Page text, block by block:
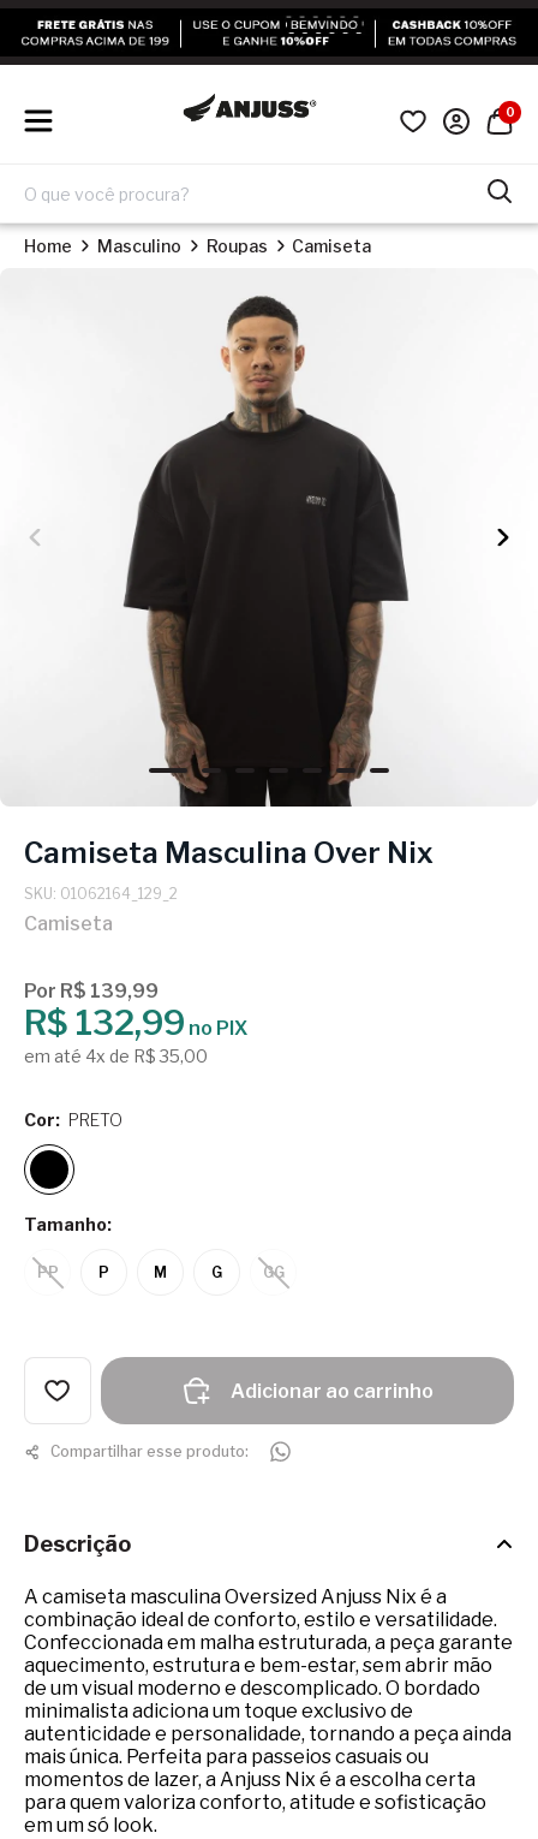
0
Home Masculino Roupas Camiseta
Camiseta Masculina Over Nix
SKU: 01062164_129_2
Camiseta
Por R$ 139,99
R$ 132,99 no PIX
em até 4x de R$ 35,00
Tamanho:
PP P M G GG
Cor: PRETO
Adicionar ao carrinho
Compartilhar esse produto:
Descrição
A camiseta masculina Oversized Anjuss Nix é a
combinação ideal de conforto, estilo e versatilidade.
Confeccionada em malha estruturada, a peça garante
aquecimento, estrutura e bem-estar, sem abrir mão
de um visual moderno e descomplicado. O bordado
minimalista adiciona um toque exclusivo de
autenticidade e personalidade, tornando a peça ainda
mais única. Perfeita para passeios casuais ou
momentos de lazer, a Anjuss Nix é a escolha certa
para quem valoriza conforto, atitude e sofisticação
em um só look.